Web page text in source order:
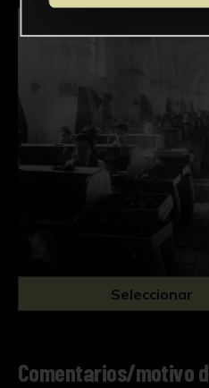
Seleccionar
Comentarios/motivo